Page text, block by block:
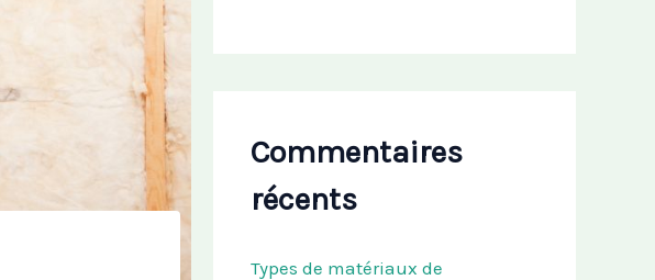
Commentaires
récents
Types de matériaux de